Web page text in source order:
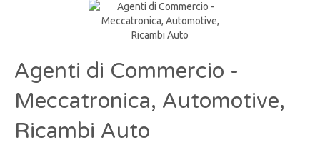
Agenti di Commercio -
Meccatronica, Automotive,
Ricambi Auto